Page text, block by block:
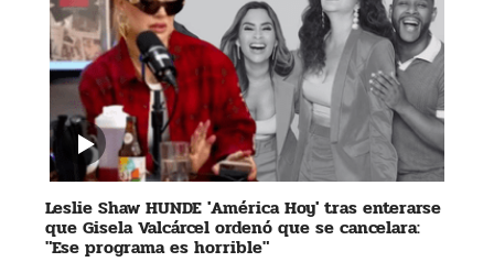
Leslie Shaw HUNDE 'América Hoy' tras enterarse
que Gisela Valcárcel ordenó que se cancelara:
"Ese programa es horrible"